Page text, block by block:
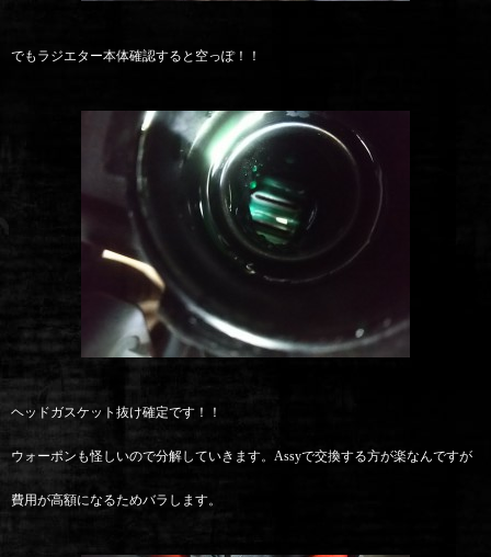
でもラジエター本体確認すると空っぽ！！
ヘッドガスケット抜け確定です！！
ウォーポンも怪しいので分解していきます。Assyで交換する方が楽なんですが
費用が高額になるためバラします。